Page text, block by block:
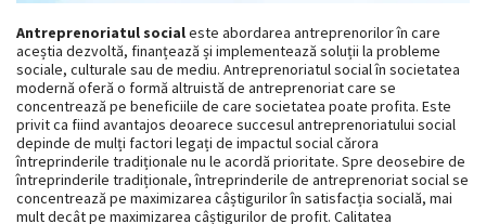
Antreprenoriatul socialeste abordarea antreprenorilor în care
aceștia dezvoltă, finanțează și implementează soluții la probleme
sociale, culturale sau de mediu. Antreprenoriatul social în societatea
modernă oferă o formă altruistă de antreprenoriat care se
concentrează pe beneficiile de care societatea poate profita. Este
privit ca fiind avantajos deoarece succesul antreprenoriatului social
depinde de mulți factori legați de impactul social cărora
întreprinderile tradiționale nu le acordă prioritate. Spre deosebire de
întreprinderile tradiționale, întreprinderile de antreprenoriat social se
concentrează pe maximizarea câștigurilor în satisfacția socială, mai
mult decât pe maximizarea câștigurilor de profit. Calitatea